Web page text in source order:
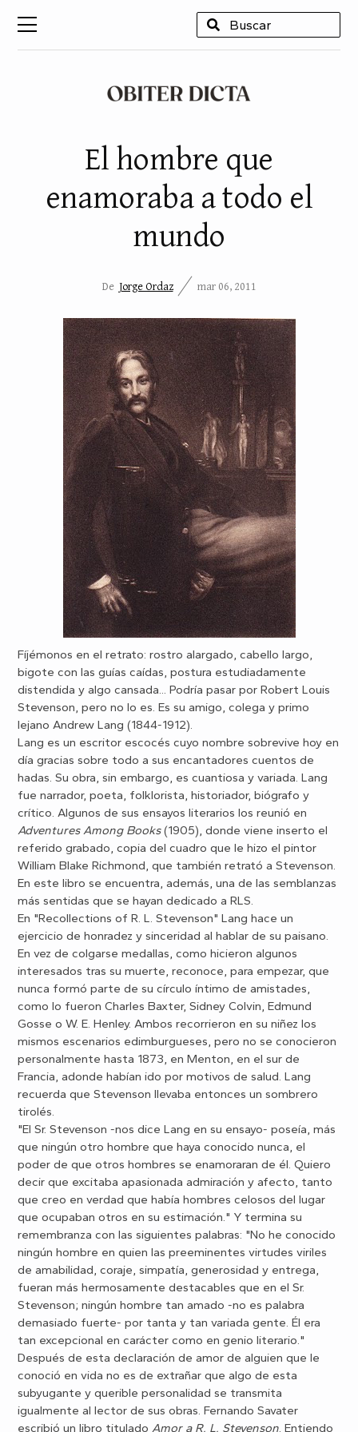
El hombre que
enamoraba a todo el
mundo
De Jorge Ordaz mar 06, 2011
Fíjémonos en el retrato: rostro alargado, cabello largo,
bigote con las guías caídas, postura estudiadamente
distendida y algo cansada... Podría pasar por Robert Louis
Stevenson, pero no lo es. Es su amigo, colega y primo
lejano Andrew Lang (1844-1912).
Lang es un escritor escocés cuyo nombre sobrevive hoy en
día gracias sobre todo a sus encantadores cuentos de
hadas. Su obra, sin embargo, es cuantiosa y variada. Lang
fue narrador, poeta, folklorista, historiador, biógrafo y
crítico. Algunos de sus ensayos literarios los reunió en
Adventures Among Books(1905), donde viene inserto el
referido grabado, copia del cuadro que le hizo el pintor
William Blake Richmond, que también retrató a Stevenson.
En este libro se encuentra, además, una de las semblanzas
más sentidas que se hayan dedicado a RLS.
En "Recollections of R. L. Stevenson" Lang hace un
ejercicio de honradez y sinceridad al hablar de su paisano.
En vez de colgarse medallas, como hicieron algunos
interesados tras su muerte, reconoce, para empezar, que
nunca formó parte de su círculo íntimo de amistades,
como lo fueron Charles Baxter, Sidney Colvin, Edmund
Gosse o W. E. Henley. Ambos recorrieron en su niñez los
mismos escenarios edimburgueses, pero no se conocieron
personalmente hasta 1873, en Menton, en el sur de
Francia, adonde habían ido por motivos de salud. Lang
recuerda que Stevenson llevaba entonces un sombrero
tirolés.
"El Sr. Stevenson -nos dice Lang en su ensayo- poseía, más
que ningún otro hombre que haya conocido nunca, el
poder de que otros hombres se enamoraran de él. Quiero
decir que excitaba apasionada admiración y afecto, tanto
que creo en verdad que había hombres celosos del lugar
que ocupaban otros en su estimación." Y termina su
remembranza con las siguientes palabras: "No he conocido
ningún hombre en quien las preeminentes virtudes viriles
de amabilidad, coraje, simpatía, generosidad y entrega,
fueran más hermosamente destacables que en el Sr.
Stevenson; ningún hombre tan amado -no es palabra
demasiado fuerte- por tanta y tan variada gente. Él era
tan excepcional en carácter como en genio literario."
Después de esta declaración de amor de alguien que le
conoció en vida no es de extrañar que algo de esta
subyugante y querible personalidad se transmita
igualmente al lector de sus obras. Fernando Savater
escribió un libro tituladoAmor a R. L. Stevenson. Entiendo